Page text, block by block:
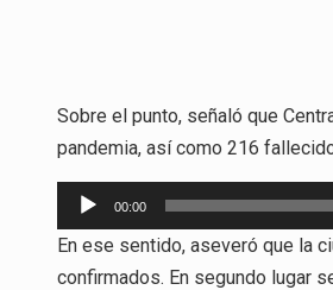
Sobre el punto, señaló que
pandemia, así como 216
Reproductor
de
audio
00:00
En ese sentido, aseveró que la
confirmados. En segundo lugar